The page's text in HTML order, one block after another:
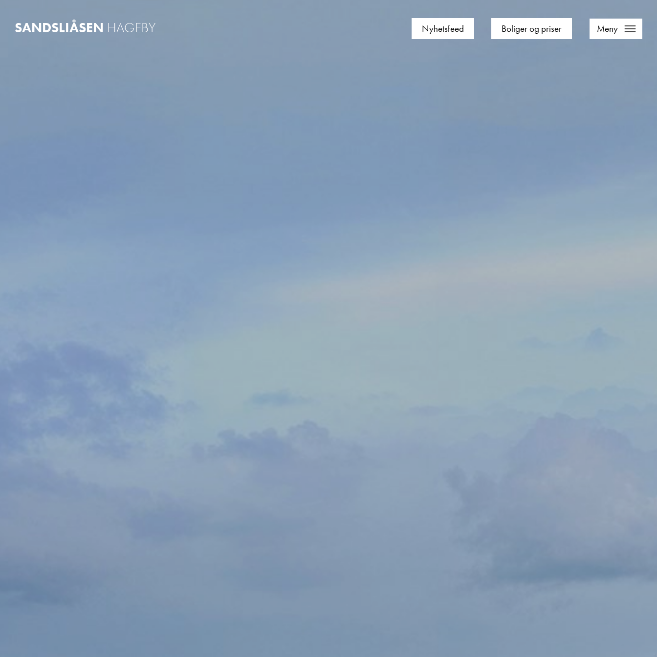
Velkommen inn!
SANDSLIÅSEN HAGEBY Nyhetsfeed Boliger og priser Meny